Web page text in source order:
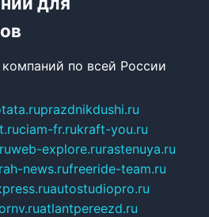
по всей России
prazdnikdushi.ru
ciam-fr.rukraft-you.ru
web-explore.rurastenuya.ru
news.rufreeride-team.ru
autostudiopro.ru
atlantpereezd.ru